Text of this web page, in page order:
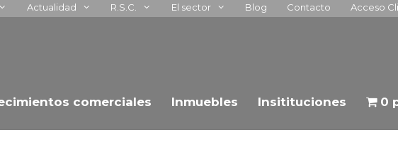
Actualidad R.S.C. El sector Blog Contacto Acceso
comerciales Inmuebles Insitituciones 0